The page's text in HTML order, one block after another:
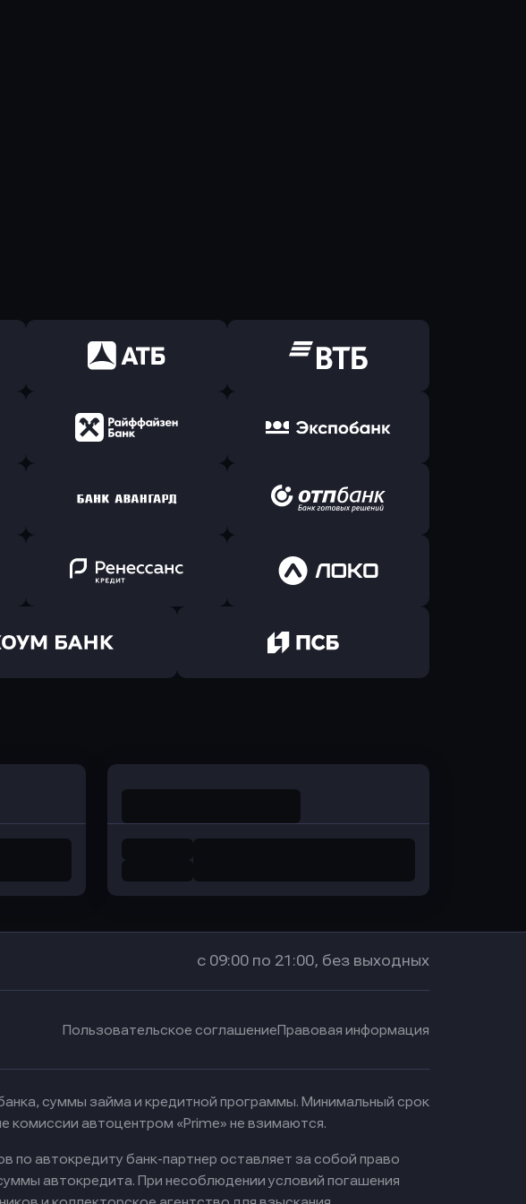
Оправить заявку
в АТБ Банк
в ВТБ
в Райффайзен Банк
Оправить заявку
в Экспобанк
Оправить заявку
в Банк Авангард
Оправить заявку
в ОТП БАНК
Оправить заявку
в Ренессанс Банк
Оправить заявку
в Локо-Банк
с 09:00 по 21:00, без выходных
Пользовательское соглашениеПравовая информация
суммы займа и кредитной программы. Минимальный срок
комиссии автоцентром «Prime» не взимаются.
по автокредиту банк-партнер оставляет за собой право
автокредита. При несоблюдении условий погашения